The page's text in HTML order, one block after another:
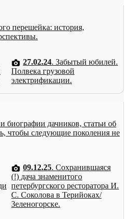
перешейка: история,
27.02.24. Забытый юбилей.
Полвека грузовой
электрификации.
биографии дачников, статьи об
чтобы следующие поколения не
09.12.25. Сохранившаяся
(!) дача знаменитого
петербургского ресторатора И.
С. Соколова в Терийоках/
Зеленогорске.